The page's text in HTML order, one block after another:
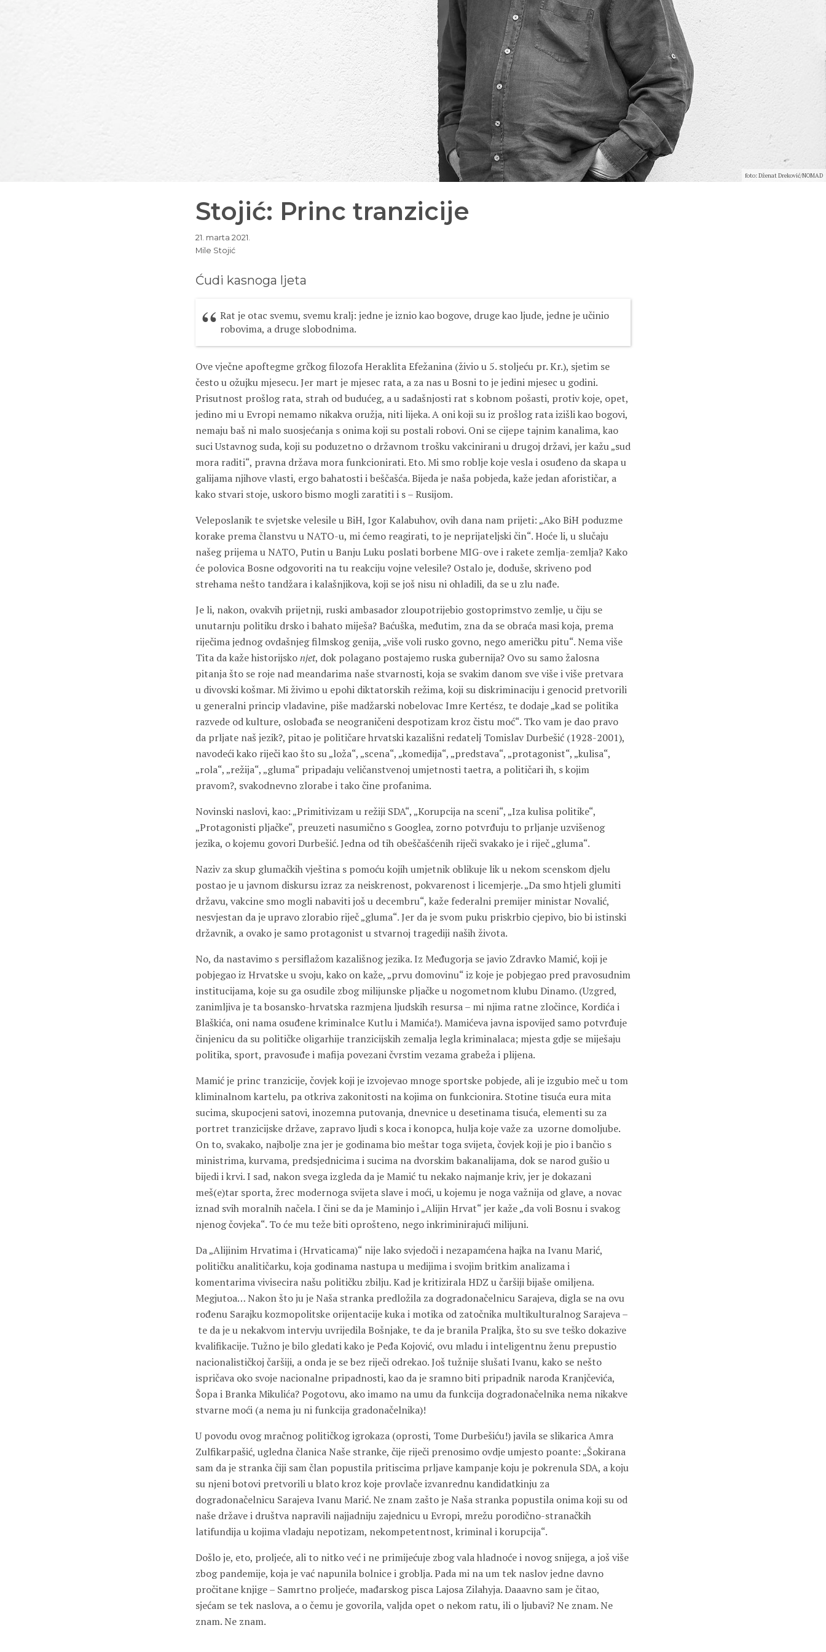
foto: Dženat Dreković/NOMAD
Stojić: Princ tranzicije
21. marta 2021.
Mile Stojić
Ćudi kasnoga ljeta
Rat je otac svemu, svemu kralj: jedne je iznio kao bogove, druge kao ljude, jedne je učinio
robovima, a druge slobodnima.
Ove vječne apoftegme grčkog filozofa Heraklita Efežanina (živio u 5. stoljeću pr. Kr.), sjetim se
često u ožujku mjesecu. Jer mart je mjesec rata, a za nas u Bosni to je jedini mjesec u godini.
Prisutnost prošlog rata, strah od budućeg, a u sadašnjosti rat s kobnom pošasti, protiv koje, opet,
jedino mi u Evropi nemamo nikakva oružja, niti lijeka. A oni koji su iz prošlog rata izišli kao bogovi,
nemaju baš ni malo suosjećanja s onima koji su postali robovi. Oni se cijepe tajnim kanalima, kao
suci Ustavnog suda, koji su poduzetno o državnom trošku vakcinirani u drugoj državi, jer kažu „sud
mora raditi“, pravna država mora funkcionirati. Eto. Mi smo roblje koje vesla i osuđeno da skapa u
galijama njihove vlasti, ergo bahatosti i beščašća. Bijeda je naša pobjeda, kaže jedan aforističar, a
kako stvari stoje, uskoro bismo mogli zaratiti i s – Rusijom.
Veleposlanik te svjetske velesile u BiH, Igor Kalabuhov, ovih dana nam prijeti: „Ako BiH poduzme
korake prema članstvu u NATO-u, mi ćemo reagirati, to je neprijateljski čin“. Hoće li, u slučaju
našeg prijema u NATO, Putin u Banju Luku poslati borbene MIG-ove i rakete zemlja-zemlja? Kako
će polovica Bosne odgovoriti na tu reakciju vojne velesile? Ostalo je, doduše, skriveno pod
strehama nešto tandžara i kalašnjikova, koji se još nisu ni ohladili, da se u zlu nađe.
Je li, nakon, ovakvih prijetnji, ruski ambasador zloupotrijebio gostoprimstvo zemlje, u čiju se
unutarnju politiku drsko i bahato miješa? Baćuška, međutim, zna da se obraća masi koja, prema
riječima jednog ovdašnjeg filmskog genija, „više voli rusko govno, nego američku pitu“. Nema više
Tita da kaže historijskonjet, dok polagano postajemo ruska gubernija? Ovo su samo žalosna
pitanja što se roje nad meandarima naše stvarnosti, koja se svakim danom sve više i više pretvara
u divovski košmar. Mi živimo u epohi diktatorskih režima, koji su diskriminaciju i genocid pretvorili
u generalni princip vladavine, piše madžarski nobelovac Imre Kertész, te dodaje „kad se politika
razvede od kulture, oslobađa se neograničeni despotizam kroz čistu moć“. Tko vam je dao pravo
da prljate naš jezik?, pitao je političare hrvatski kazališni redatelj Tomislav Durbešić (1928-2001),
navodeći kako riječi kao što su „loža“, „scena“, „komedija“, „predstava“, „protagonist“, „kulisa“,
„rola“, „režija“, „gluma“ pripadaju veličanstvenoj umjetnosti taetra, a političari ih, s kojim
pravom?, svakodnevno zlorabe i tako čine profanima.
Novinski naslovi, kao: „Primitivizam u režiji SDA“, „Korupcija na sceni“, „Iza kulisa politike“,
„Protagonisti pljačke“, preuzeti nasumično s Googlea, zorno potvrđuju to prljanje uzvišenog
jezika, o kojemu govori Durbešić. Jedna od tih obeščašćenih riječi svakako je i riječ „gluma“.
Naziv za skup glumačkih vještina s pomoću kojih umjetnik oblikuje lik u nekom scenskom djelu
postao je u javnom diskursu izraz za neiskrenost, pokvarenost i licemjerje. „Da smo htjeli glumiti
državu, vakcine smo mogli nabaviti još u decembru“, kaže federalni premijer ministar Novalić,
nesvjestan da je upravo zlorabio riječ „gluma“. Jer da je svom puku priskrbio cjepivo, bio bi istinski
državnik, a ovako je samo protagonist u stvarnoj tragediji naših života.
No, da nastavimo s persiflažom kazališnog jezika. Iz Međugorja se javio Zdravko Mamić, koji je
pobjegao iz Hrvatske u svoju, kako on kaže, „prvu domovinu“ iz koje je pobjegao pred pravosudnim
institucijama, koje su ga osudile zbog milijunske pljačke u nogometnom klubu Dinamo. (Uzgred,
zanimljiva je ta bosansko-hrvatska razmjena ljudskih resursa – mi njima ratne zločince, Kordića i
Blaškića, oni nama osuđene kriminalce Kutlu i Mamića!). Mamićeva javna ispovijed samo potvrđuje
činjenicu da su političke oligarhije tranzicijskih zemalja legla kriminalaca; mjesta gdje se miješaju
politika, sport, pravosuđe i mafija povezani čvrstim vezama grabeža i plijena.
Mamić je princ tranzicije, čovjek koji je izvojevao mnoge sportske pobjede, ali je izgubio meč u tom
kliminalnom kartelu, pa otkriva zakonitosti na kojima on funkcionira. Stotine tisuća eura mita
sucima, skupocjeni satovi, inozemna putovanja, dnevnice u desetinama tisuća, elementi su za
portret tranzicijske države, zapravo ljudi s koca i konopca, hulja koje važe za uzorne domoljube.
On to, svakako, najbolje zna jer je godinama bio meštar toga svijeta, čovjek koji je pio i bančio s
ministrima, kurvama, predsjednicima i sucima na dvorskim bakanalijama, dok se narod gušio u
bijedi i krvi. I sad, nakon svega izgleda da je Mamić tu nekako najmanje kriv, jer je dokazani
meš(e)tar sporta, žrec modernoga svijeta slave i moći, u kojemu je noga važnija od glave, a novac
iznad svih moralnih načela. I čini se da je Maminjo i „Alijin Hrvat“ jer kaže „da voli Bosnu i svakog
njenog čovjeka“. To će mu teže biti oprošteno, nego inkriminirajući milijuni.
Da „Alijinim Hrvatima i (Hrvaticama)“ nije lako svjedoči i nezapamćena hajka na Ivanu Marić,
političku analitičarku, koja godinama nastupa u medijima i svojim britkim analizama i
komentarima vivisecira našu političku zbilju. Kad je kritizirala HDZ u čaršiji bijaše omiljena.
Megjutoa… Nakon što ju je Naša stranka predložila za dogradonačelnicu Sarajeva, digla se na ovu
rođenu Sarajku kozmopolitske orijentacije kuka i motika od zatočnika multikulturalnog Sarajeva –
te da je u nekakvom intervju uvrijedila Bošnjake, te da je branila Praljka, što su sve teško dokazive
kvalifikacije. Tužno je bilo gledati kako je Peđa Kojović, ovu mladu i inteligentnu ženu prepustio
nacionalističkoj čaršiji, a onda je se bez riječi odrekao. Još tužnije slušati Ivanu, kako se nešto
ispričava oko svoje nacionalne pripadnosti, kao da je sramno biti pripadnik naroda Kranjčevića,
Šopa i Branka Mikulića? Pogotovu, ako imamo na umu da funkcija dogradonačelnika nema nikakve
stvarne moći (a nema ju ni funkcija gradonačelnika)!
U povodu ovog mračnog političkog igrokaza (oprosti, Tome Durbešiću!) javila se slikarica Amra
Zulfikarpašić, ugledna članica Naše stranke, čije riječi prenosimo ovdje umjesto poante: „Šokirana
sam da je stranka čiji sam član popustila pritiscima prljave kampanje koju je pokrenula SDA, a koju
su njeni botovi pretvorili u blato kroz koje provlače izvanrednu kandidatkinju za
dogradonačelnicu Sarajeva Ivanu Marić. Ne znam zašto je Naša stranka popustila onima koji su od
naše države i društva napravili najjadniju zajednicu u Evropi, mrežu porodično-stranačkih
latifundija u kojima vladaju nepotizam, nekompetentnost, kriminal i korupcija“.
Došlo je, eto, proljeće, ali to nitko već i ne primijećuje zbog vala hladnoće i novog snijega, a još više
zbog pandemije, koja je vać napunila bolnice i groblja. Pada mi na um tek naslov jedne davno
pročitane knjige – Samrtno proljeće, mađarskog pisca Lajosa Zilahyja. Daaavno sam je čitao,
sjećam se tek naslova, a o čemu je govorila, valjda opet o nekom ratu, ili o ljubavi? Ne znam. Ne
znam. Ne znam.